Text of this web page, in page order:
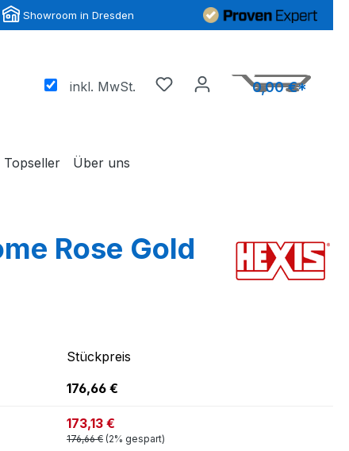
Showroom in Dresden
inkl. MwSt. 0,00 €*
Topseller Über uns
Rose Gold
Stückpreis
176,66 €
173,13 €
176,66 € (2% gespart)